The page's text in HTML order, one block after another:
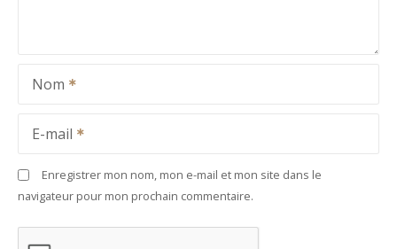
Nom
E-mail
Enregistrer mon nom, mon e-mail et mon site dans le
navigateur pour mon prochain commentaire.